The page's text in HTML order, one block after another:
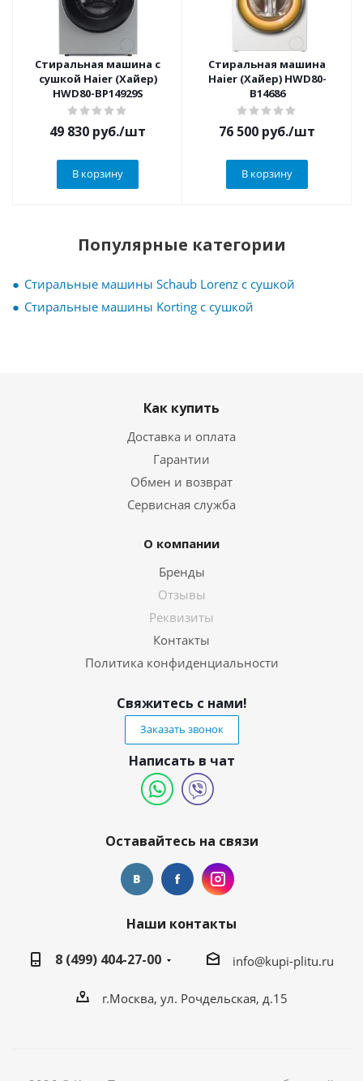
Стиральная машина с
сушкой Haier (Хайер)
HWD80-BP14929S
49 830 руб./шт
В корзину
Стиральная машина
Haier (Хайер) HWD80-
B14686
76 500 руб./шт
В корзину
Популярные категории
Стиральные машины Schaub Lorenz с сушкой
Стиральные машины Korting с сушкой
Как купить
Доставка и оплата
Гарантии
Обмен и возврат
Сервисная служба
О компании
Бренды
Отзывы
Реквизиты
Контакты
Политика конфиденциальности
Свяжитесь с нами!
Заказать звонок
Написать в чат
Оставайтесь на связи
Наши контакты
8 (499) 404-27-00
info@kupi-plitu.ru
г.Москва, ул. Рочдельская, д.15